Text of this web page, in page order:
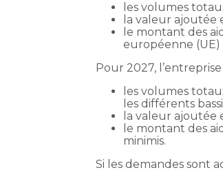
les volumes
la valeur ajoutée
le montant des
européenne (UE)
Pour 2027,
les volumes
les différents
la valeur ajoutée
le montant des
minimis.
Si les demandes sont